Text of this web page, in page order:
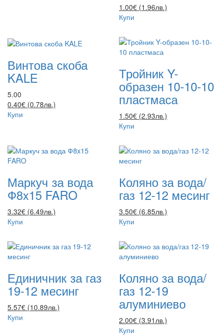
1.00€ (1.96лв.)
Купи
Винтова скоба
KALE
5.00
0.40€ (0.78лв.)
Купи
Тройник Y-
образен 10-10-10
пластмаса
1.50€ (2.93лв.)
Купи
Маркуч за вода
Ф8x15 FARO
3.32€ (6.49лв.)
Купи
Коляно за вода/
газ 12-12 месинг
3.50€ (6.85лв.)
Купи
Единичник за газ
19-12 месинг
5.57€ (10.89лв.)
Купи
Коляно за вода/
газ 12-19
алуминиево
2.00€ (3.91лв.)
Купи